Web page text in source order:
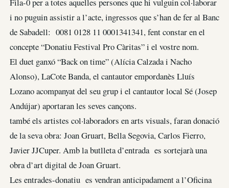
Fila-0 per a totes aquelles persones que hi vulguin col·laborar
i no puguin assistir a l’acte, ingressos que s’han de fer al Banc
de Sabadell: 0081 0128 11 0001341341, fent constar en el
concepte “Donatiu Festival Pro Càritas” i el vostre nom.
El duet ganxó “Back on time” (Alícia Calzada i Nacho
Alonso), LaCote Banda, el cantautor empordanès Lluís
Lozano acompanyat del seu grup i el cantautor local Sé (Josep
Andújar) aportaran les seves cançons.
també els artistes col·laboradors en arts visuals, faran donació
de la seva obra: Joan Gruart, Bella Segovia, Carlos Fierro,
Javier JJCuper. Amb la butlleta d’entrada es sortejarà una
obra d’art digital de Joan Gruart.
Les entrades-donatiu es vendran anticipadament a l’Oficina